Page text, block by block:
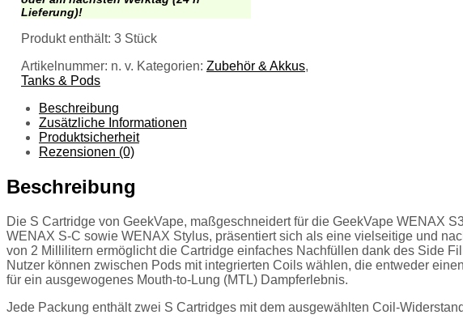
Lieferung)!
Produkt enthält: 3 Stück
Artikelnummer: n. v. Kategorien: Zubehör & Akkus,
Tanks & Pods
Beschreibung
Zusätzliche Informationen
Produktsicherheit
Rezensionen (0)
Beschreibung
Die S Cartridge von GeekVape, maßgeschneidert für die GeekVape WENAX
WENAX S-C sowie WENAX Stylus, präsentiert sich als eine vielseitige und
von 2 Millilitern ermöglicht die Cartridge einfaches Nachfüllen dank des Side
Nutzer können zwischen Pods mit integrierten Coils wählen, die entweder
für ein ausgewogenes Mouth-to-Lung (MTL) Dampferlebnis.
Jede Packung enthält zwei S Cartridges mit dem ausgewählten Coil-